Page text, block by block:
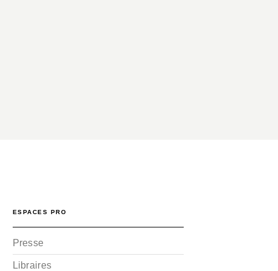
ESPACES PRO
Presse
Libraires